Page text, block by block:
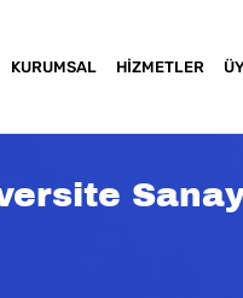
KURUMSAL HIZMETLER